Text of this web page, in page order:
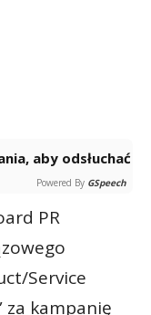
Powered By GSpeech
PR
Service
za kampanię